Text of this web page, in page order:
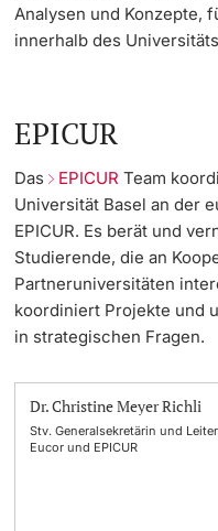
Analysen und Konzepte,
innerhalb des
EPICUR
Das EPICUR Team
Universität Basel an der
EPICUR. Es berät und
Studierende, die an
Partneruniversitäten
koordiniert Projekte und
in strategischen Fragen.
Dr. Christine Meyer Richli
Stv. Generalsekretärin und
Eucor und EPICUR